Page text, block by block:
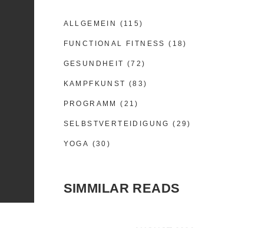
ALLGEMEIN (115)
FUNCTIONAL FITNESS (18)
GESUNDHEIT (72)
KAMPFKUNST (83)
PROGRAMM (21)
SELBSTVERTEIDIGUNG (29)
YOGA (30)
SIMMILAR READS